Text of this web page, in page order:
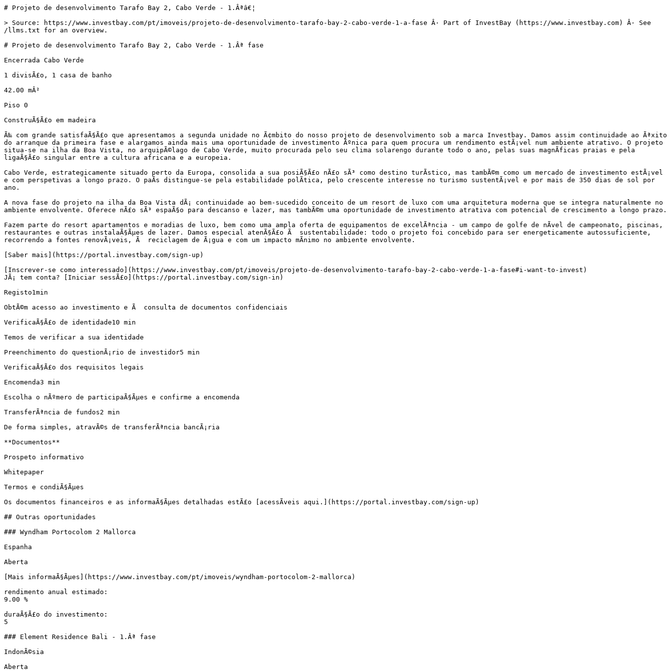
# Projeto de desenvolvimento Tarafo Bay 2, Cabo Verde - 1.Âªâ€¦
> Source: https://www.investbay.com/pt/imoveis/projeto-de-desenvolvimento-tarafo-bay-2-cabo-verde-1-a-fase Â· Part of InvestBay (https://www.investbay.com) Â· See
/llms.txt for an overview.
# Projeto de desenvolvimento Tarafo Bay 2, Cabo Verde - 1.Âª fase
Encerrada Cabo Verde
1 divisÃ£o, 1 casa de banho
42.00 mÂ²
Piso 0
ConstruÃ§Ã£o em madeira
Ã‰ com grande satisfaÃ§Ã£o que apresentamos a segunda unidade no Ã¢mbito do nosso projeto de desenvolvimento sob a marca Investbay. Damos assim continuidade ao Ãªxito
do arranque da primeira fase e alargamos ainda mais uma oportunidade de investimento Ãºnica para quem procura um rendimento estÃ¡vel num ambiente atrativo. O projeto
situa-se na ilha da Boa Vista, no arquipÃ©lago de Cabo Verde, muito procurada pelo seu clima solarengo durante todo o ano, pelas suas magnÃ­ficas praias e pela
ligaÃ§Ã£o singular entre a cultura africana e a europeia.
Cabo Verde, estrategicamente situado perto da Europa, consolida a sua posiÃ§Ã£o nÃ£o sÃ³ como destino turÃ­stico, mas tambÃ©m como um mercado de investimento estÃ¡vel
e com perspetivas a longo prazo. O paÃ­s distingue-se pela estabilidade polÃ­tica, pelo crescente interesse no turismo sustentÃ¡vel e por mais de 350 dias de sol por
ano.
A nova fase do projeto na ilha da Boa Vista dÃ¡ continuidade ao bem-sucedido conceito de um resort de luxo com uma arquitetura moderna que se integra naturalmente no
ambiente envolvente. Oferece nÃ£o sÃ³ espaÃ§o para descanso e lazer, mas tambÃ©m uma oportunidade de investimento atrativa com potencial de crescimento a longo prazo.
Fazem parte do resort apartamentos e moradias de luxo, bem como uma ampla oferta de equipamentos de excelÃªncia - um campo de golfe de nÃ­vel de campeonato, piscinas,
restaurantes e outras instalaÃ§Ãµes de lazer. Damos especial atenÃ§Ã£o Ã  sustentabilidade: todo o projeto foi concebido para ser energeticamente autossuficiente,
recorrendo a fontes renovÃ¡veis, Ã  reciclagem de Ã¡gua e com um impacto mÃ­nimo no ambiente envolvente.
[Saber mais](https://portal.investbay.com/sign-up)
[Inscrever-se como interessado](https://www.investbay.com/pt/imoveis/projeto-de-desenvolvimento-tarafo-bay-2-cabo-verde-1-a-fase#i-want-to-invest)
JÃ¡ tem conta? [Iniciar sessÃ£o](https://portal.investbay.com/sign-in)
Registo1min
ObtÃ©m acesso ao investimento e Ã  consulta de documentos confidenciais
VerificaÃ§Ã£o de identidade10 min
Temos de verificar a sua identidade
Preenchimento do questionÃ¡rio de investidor5 min
VerificaÃ§Ã£o dos requisitos legais
Encomenda3 min
Escolha o nÃºmero de participaÃ§Ãµes e confirme a encomenda
TransferÃªncia de fundos2 min
De forma simples, atravÃ©s de transferÃªncia bancÃ¡ria
**Documentos**
Prospeto informativo
Whitepaper
Termos e condiÃ§Ãµes
Os documentos financeiros e as informaÃ§Ãµes detalhadas estÃ£o [acessÃ­veis aqui.](https://portal.investbay.com/sign-up)
## Outras oportunidades
### Wyndham Portocolom 2 Mallorca
Espanha
Aberta
[Mais informaÃ§Ãµes](https://www.investbay.com/pt/imoveis/wyndham-portocolom-2-mallorca)
rendimento anual estimado:
9.00 %
duraÃ§Ã£o do investimento:
5
### Element Residence Bali - 1.Âª fase
IndonÃ©sia
Aberta